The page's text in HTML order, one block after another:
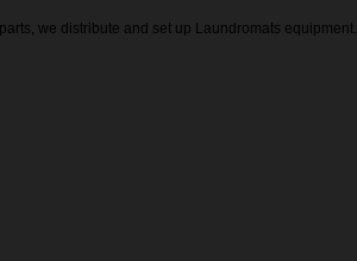
we distribute and set up Laundromats equipment.